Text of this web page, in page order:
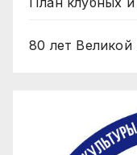
80 лет